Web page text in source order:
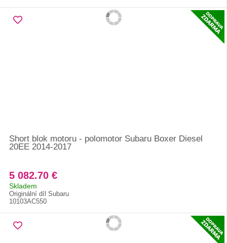
Short blok motoru - polomotor Subaru Boxer Diesel
20EE 2014-2017
5 082.70 €
Skladem
Originální díl Subaru
10103AC550